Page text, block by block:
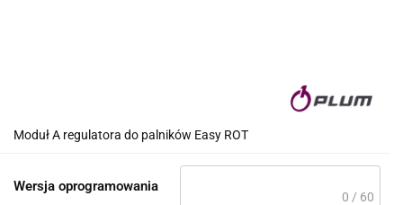
Moduł A regulatora do palników Easy ROT
Wersja oprogramowania
0 / 60